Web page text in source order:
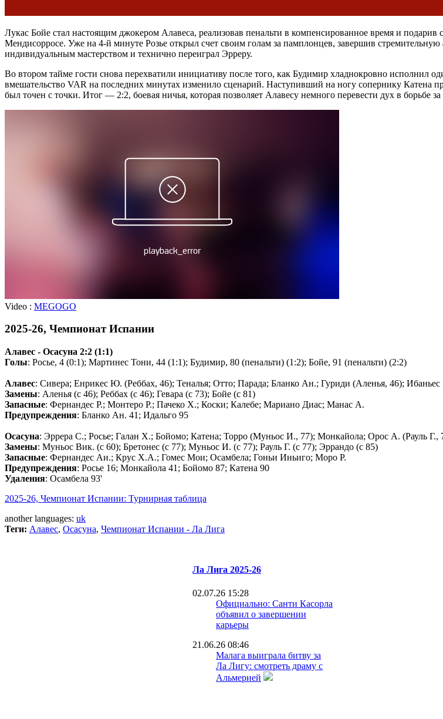
Лукас Бойе стал настоящим джокером Алавеса, реализовав пенальти в компенсированное время и
Мендисорросе. Уже на 4-й минуте Розье открыл счет своим голам за памплонцев, завершив
индивидуальным мастерством и технично переиграл Эрреру.
Во втором тайме гости снова перехватили инициативу после того, как Будимир хладнокровно исполнил
вмешательство VAR на последних минутах изменило сценарий. Наступивший на ногу сопернику Катена
был точен с точки. Итог — 2:2, боевая ничья, которая позволяет Алавесу немного перевести дух в борьбе
Video : MEGOGO
2025-26, Чемпионат Испании
Алавес - Осасуна 2:2 (1:1)
Голы: Росье, 4 (0:1); Мартинес Тони, 44 (1:1); Будимир, 80 (пенальти) (1:2); Бойе, 91 (пенальти) (2:2)
Алавес: Сивера; Енрикес Ю. (Реббах, 46); Теналья; Отто; Парада; Бланко Ан.; Гуриди (Аленья, 46);
Замены: Аленья (с 46); Реббах (с 46); Гевара (с 73); Бойе (с 81)
Запасные: Фернандес Р.; Монтеро Р.; Пачеко Х.; Коски; Калебе; Мариано Диас; Манас А.
Предупреждения: Бланко Ан. 41; Идальго 95
Осасуна: Эррера С.; Росье; Галан Х.; Бойомо; Катена; Торро (Муньос И., 77); Монкайола; Орос А. (Рауль
Замены: Муньос Вик. (с 60); Бретонес (с 77); Муньос И. (с 77); Рауль Г. (с 77); Эррандо (с 85)
Запасные: Фернандес Аи.; Крус Х.А.; Гомес Мои; Осамбела; Гоньи Иньиго; Моро Р.
Предупреждения: Росье 16; Монкайола 41; Бойомо 87; Катена 90
Удаления: Осамбела 93'
2025-26, Чемпионат Испании: Турнирная таблица
another languages: uk
Теги: Алавес, Осасуна, Чемпионат Испании - Ла Лига
Ла Лига 2025-26
02.07.26 15:28
Официально: Санти Касорла
объявил о завершении
карьеры
21.06.26 08:46
Малага выиграла битву за
Ла Лигу: смотреть драму с
Альмерией